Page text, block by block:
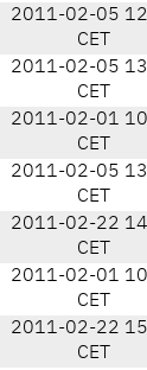
2011-02-05
CET
2011-02-05
CET
2011-02-01
CET
2011-02-05
CET
2011-02-22
CET
2011-02-01
CET
2011-02-22
CET